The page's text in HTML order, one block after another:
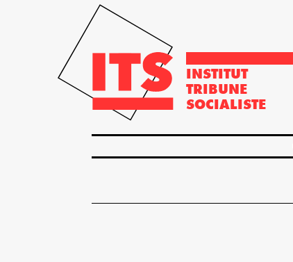
INSTITUT
TRIBUNE
SOCIALISTE